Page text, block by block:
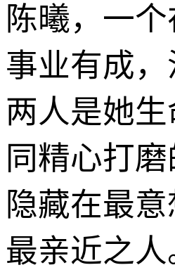
陈曦，一
事业有成
两人是她
同精心打
隐藏在最
最亲近之人